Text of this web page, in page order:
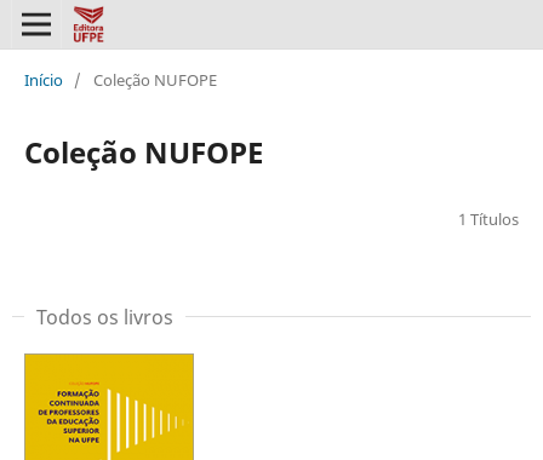
Início / Coleção NUFOPE
Coleção NUFOPE
1 Títulos
Todos os livros